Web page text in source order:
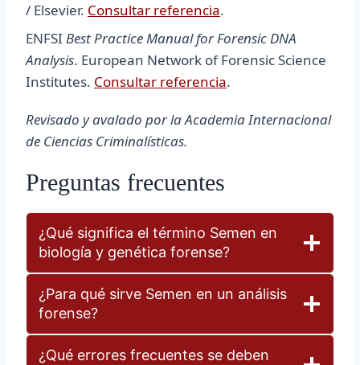
/ Elsevier. Consultar referencia.
ENFSI Best Practice Manual for Forensic DNA
Analysis. European Network of Forensic Science
Institutes. Consultar referencia.
Revisado y avalado por la Academia Internacional
de Ciencias Criminalísticas.
Preguntas frecuentes
¿Qué significa el término Semen en
biología y genética forense?
¿Para qué sirve Semen en un análisis
forense?
¿Qué errores frecuentes se deben